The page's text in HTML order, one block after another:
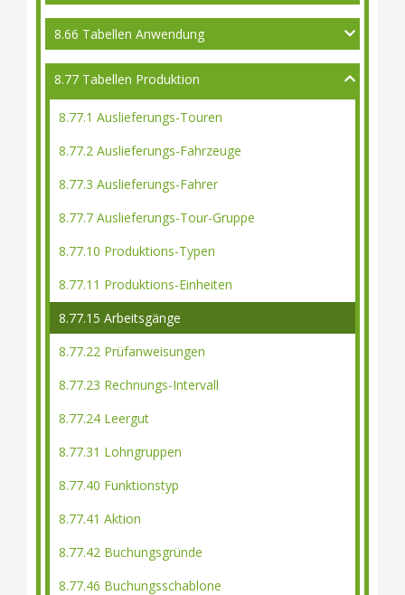
8.66 Tabellen Anwendung
8.77 Tabellen Produktion
8.77.1 Auslieferungs-Touren
8.77.2 Auslieferungs-Fahrzeuge
8.77.3 Auslieferungs-Fahrer
8.77.7 Auslieferungs-Tour-Gruppe
8.77.10 Produktions-Typen
8.77.11 Produktions-Einheiten
8.77.15 Arbeitsgänge
8.77.22 Prüfanweisungen
8.77.23 Rechnungs-Intervall
8.77.24 Leergut
8.77.31 Lohngruppen
8.77.40 Funktionstyp
8.77.41 Aktion
8.77.42 Buchungsgründe
8.77.46 Buchungsschablone